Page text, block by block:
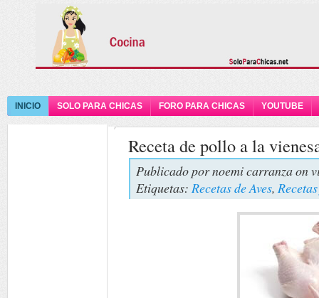
INICIO SOLO PARA CHICAS FORO PARA CHICAS YOUTUBE
Receta de pollo a la
Publicado pornoemi carranzaon
Etiquetas: Recetas de Aves,